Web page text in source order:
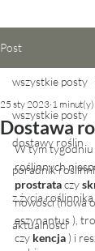
Post
wszystkie posty
dostawy roślin
poradnik
z życia roślinnika
aktualności
wszystkie posty
Dostawa
25 sty 2023 1
W tym tygodniu
roślinnych
prostrata czy
nowości (nowa
eszynantus ),
czy kencja ) i